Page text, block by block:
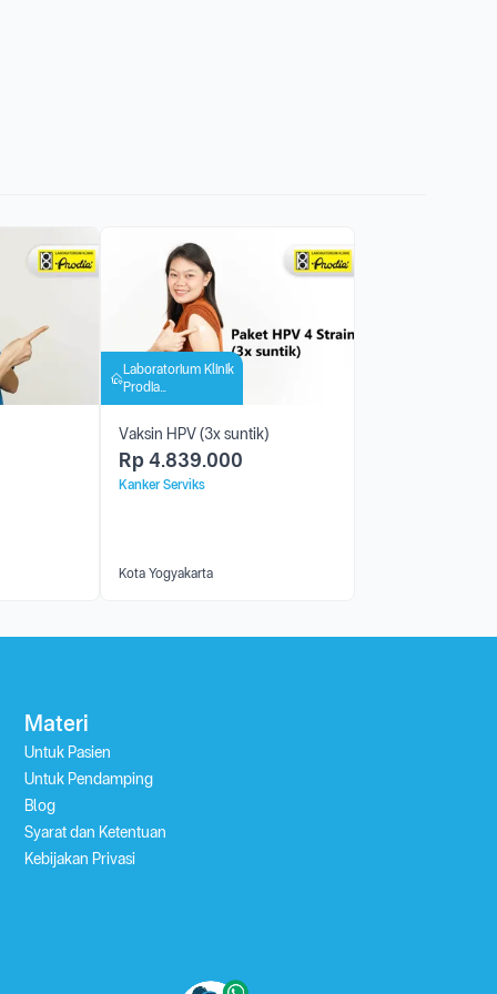
Laboratorium Klinik
Prodia
Mangkubumi
Vaksin HPV (3x suntik)
Rp 4.839.000
Kanker Serviks
Kota Yogyakarta
Materi
Untuk Pasien
Untuk Pendamping
Blog
Syarat dan Ketentuan
Kebijakan Privasi